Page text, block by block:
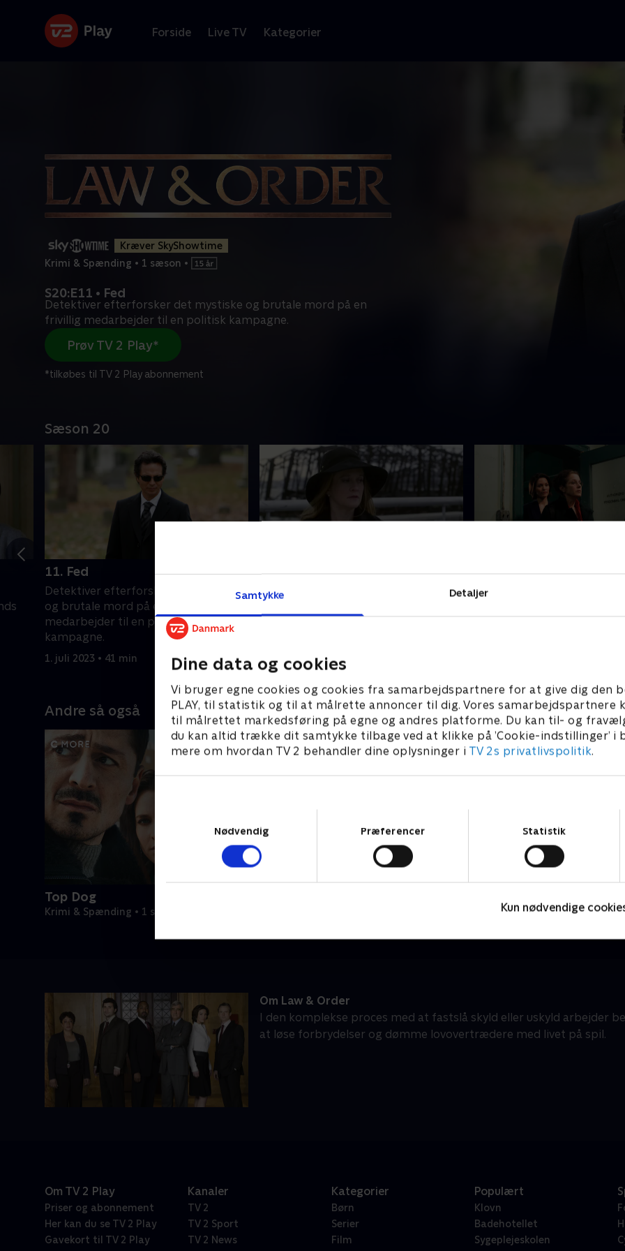
Samtykke Detaljer
Dine data og cookies
Vi bruger egne cookies og cookies fra samarbejdspartnere for at give dig den
PLAY, til statistik og til at målrette annoncer til dig. Vores samarbejdspartnere
til målrettet markedsføring på egne og andres platforme. Du kan til- og
du kan altid trække dit samtykke tilbage ved at klikke på ’Cookie-indstillinger’ i
mere om hvordan TV 2 behandler dine oplysninger i TV 2s privatlivspolitik.
Nødvendig
Præferencer Statistik
Kun nødvendige
Forside Live TV Kategorier
Kræver SkyShowtime
Krimi & Spænding • 1 sæson •
S20:E11 • Fed
Detektiver efterforsker det mystiske og brutale mord på en
frivillig medarbejder til en politisk kampagne.
Prøv TV 2 Play*
*tilkøbes til TV 2 Play abonnement
Sæson 20
11. Fed
Detektiver efterforsker det mystiske
og brutale mord på en frivillig
medarbejder til en politisk
kampagne.
1. juli 2023 • 41 min
12. Blackmail
Da en journalist findes død, afslører
Da en familie bliver fundet
Andre så også
Top Dog
Krimi & Spænding • 1 sæsoner
Om Law & Order
I den komplekse proces med at fastslå skyld eller uskyld arbejder
at løse forbrydelser og dømme lovovertrædere med livet på spil.
Om TV 2 Play
Priser og abonnement
Her kan du se TV 2 Play
Gavekort til TV 2 Play
Kanaler
TV 2
TV 2 Sport
TV 2 News
Kategorier
Børn
Serier
Film
Populært
Klovn
Badehotellet
Sygeplejeskolen